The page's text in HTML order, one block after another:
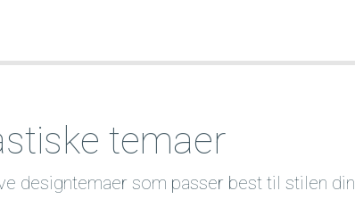
temaer
designtemaer som passer best til stilen din.